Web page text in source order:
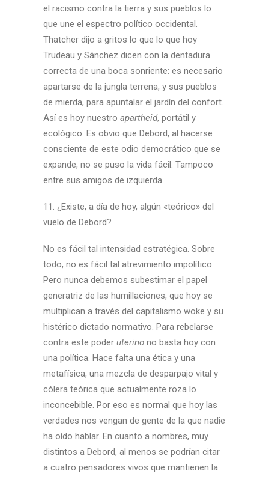
el racismo contra la tierra y sus pueblos lo
que une el espectro político occidental.
Thatcher dijo a gritos lo que lo que hoy
Trudeau y Sánchez dicen con la dentadura
correcta de una boca sonriente: es necesario
apartarse de la jungla terrena, y sus pueblos
de mierda, para apuntalar el jardín del confort.
Así es hoy nuestro apartheid, portátil y
ecológico. Es obvio que Debord, al hacerse
consciente de este odio democrático que se
expande, no se puso la vida fácil. Tampoco
entre sus amigos de izquierda.
11. ¿Existe, a día de hoy, algún «teórico» del
vuelo de Debord?
No es fácil tal intensidad estratégica. Sobre
todo, no es fácil tal atrevimiento impolítico.
Pero nunca debemos subestimar el papel
generatriz de las humillaciones, que hoy se
multiplican a través del capitalismo woke y su
histérico dictado normativo. Para rebelarse
contra este poder uterino no basta hoy con
una política. Hace falta una ética y una
metafísica, una mezcla de desparpajo vital y
cólera teórica que actualmente roza lo
inconcebible. Por eso es normal que hoy las
verdades nos vengan de gente de la que nadie
ha oído hablar. En cuanto a nombres, muy
distintos a Debord, al menos se podrían citar
a cuatro pensadores vivos que mantienen la